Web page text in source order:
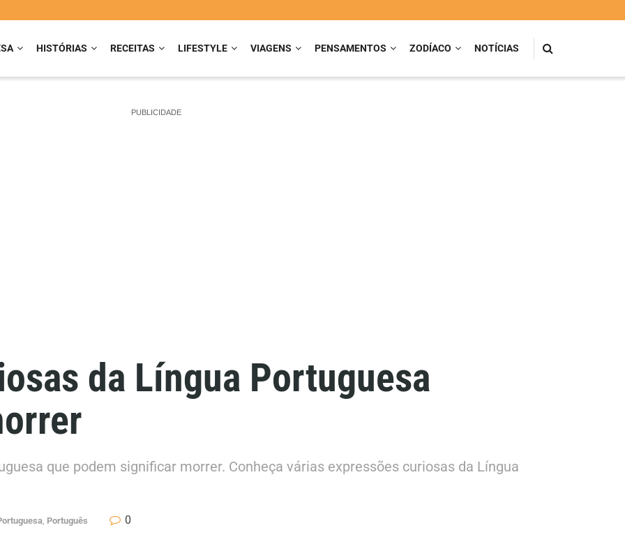
HISTÓRIAS RECEITAS LIFESTYLE VIAGENS PENSAMENTOS ZODÍACO NOTÍCIAS
PUBLICIDADE
da Língua Portuguesa
que podem significar morrer. Conheça várias expressões curiosas da Língua
, Português 0